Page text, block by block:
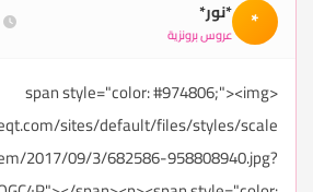
* *نور*
عروس برونزية
<span style="color: #974806;"><img
sites/default/files/styles/scale
2017/09/3/682586-958808940.jpg?